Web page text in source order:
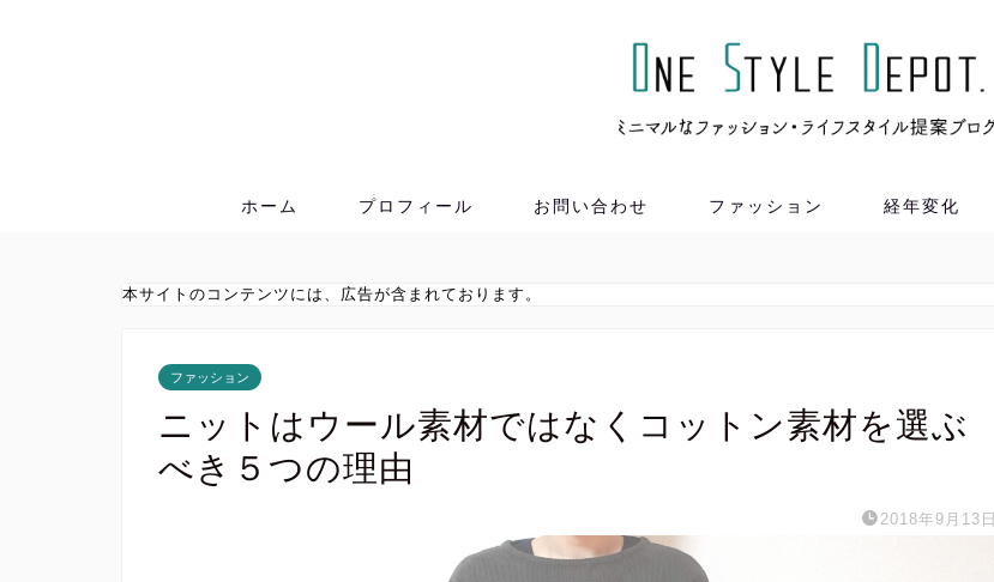
ホーム プロフィール お問い合わせ ファッション 経年変化
本サイトのコンテンツには、広告が含まれております。
ファッション
ニットはウール素材ではなくコットン素材を選ぶ
べき５つの理由
2018年9月13日